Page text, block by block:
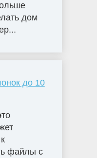
дом
до 10
файлы с